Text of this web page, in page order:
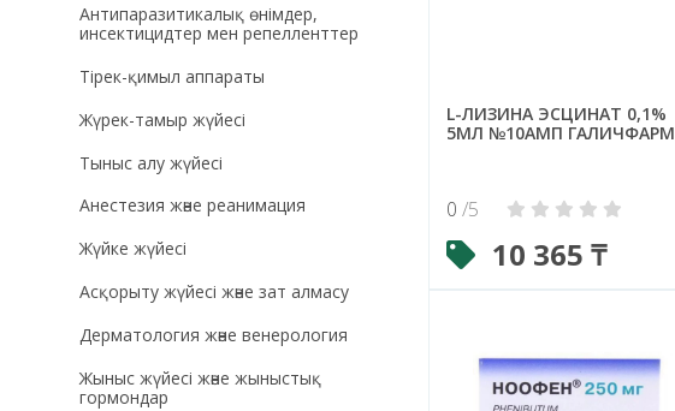
Антипаразитикалық өнімдер,
инсектицидтер мен репелленттер
Тірек-қимыл аппараты
Жүрек-тамыр жүйесі
Тыныс алу жүйесі
Анестезия және реанимация
Жүйке жүйесі
Асқорыту жүйесі және зат алмасу
Дерматология және венерология
Жыныс жүйесі және жыныстық
гормондар
L-ЛИЗИНА ЭСЦИНАТ 0,1%
5МЛ №10АМП ГАЛИЧФАРМ
0 /5
10 365 ₸